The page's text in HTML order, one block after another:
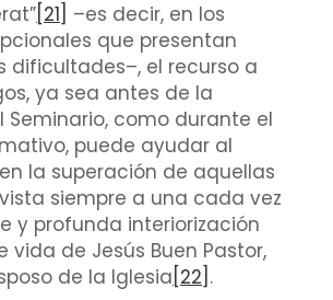
[21] –es decir, en los
que presentan
dificultades–, el recurso a
ya sea antes de la
Seminario, como durante el
puede ayudar al
la superación de aquellas
siempre a una cada vez
y profunda interiorización
vida de Jesús Buen Pastor,
de la Iglesia [22] .